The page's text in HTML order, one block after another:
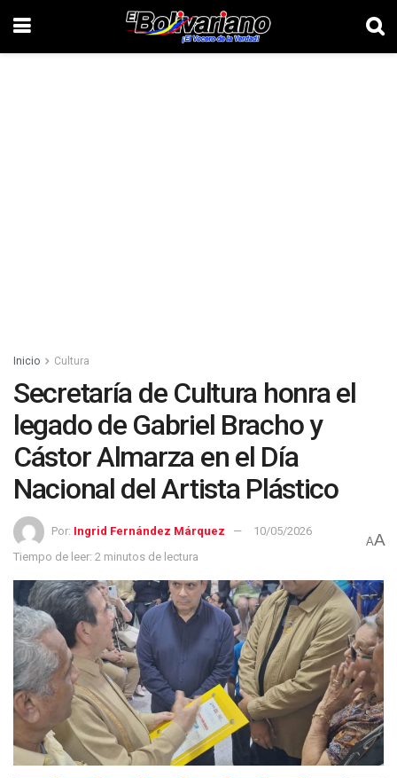
Inicio Cultura
Secretaría de Cultura honra el
legado de Gabriel Bracho y
Cástor Almarza en el Día
Nacional del Artista Plástico
Por: Ingrid Fernández Márquez
10/05/2026
Tiempo de leer: 2 minutos de lectura
AA